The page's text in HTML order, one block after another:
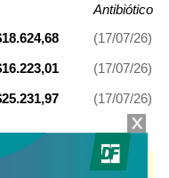
Antibiótico
(17/07/26)
(17/07/26)
(17/07/26)
como Antibiótico. Es